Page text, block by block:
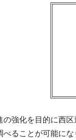
強化を目的に西
ることが可能にな